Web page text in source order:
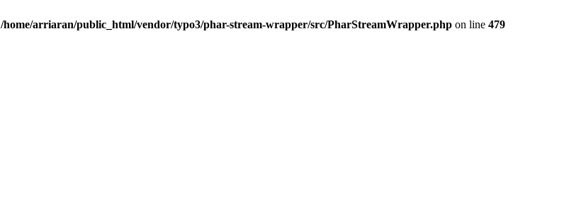
/home/arriaran/public_html/vendor/typo3/phar-stream-wrapper/src/PharStreamWrapper.php on line 479